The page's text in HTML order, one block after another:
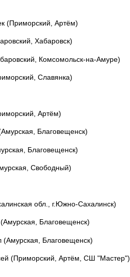
(Приморский, Артём)
Хабаровск)
Комсомольск-на-Амуре)
Славянка)
Артём)
Благовещенск)
Благовещенск)
Свободный)
обл., г.Южно-Сахалинск)
Благовещенск)
Благовещенск)
(Приморский, Артём, СШ "Мастер")